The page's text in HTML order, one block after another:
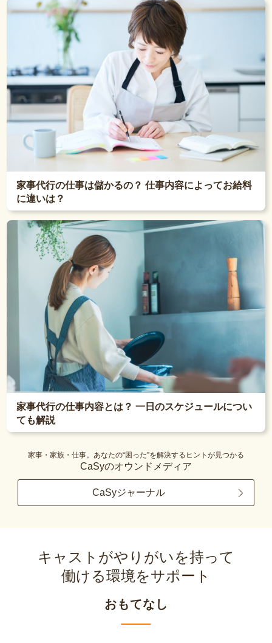
家事代行の仕事は儲かるの？ 仕事内容によってお給料
に違いは？
家事代行の仕事内容とは？ 一日のスケジュールについ
ても解説
家事・家族・仕事。あなたの“困った”を解決するヒントが見つかる
CaSyのオウンドメディア
CaSyジャーナル
キャストがやりがいを持って
働ける環境をサポート
おもてなし